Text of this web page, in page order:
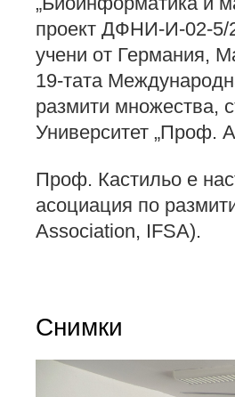
проект ДФНИ-И-02-5/
учени от Германия,
19-тата
размити множества,
Университет „Проф.
Проф. Кастильо е
асоциация по
Association, IFSA).
Снимки